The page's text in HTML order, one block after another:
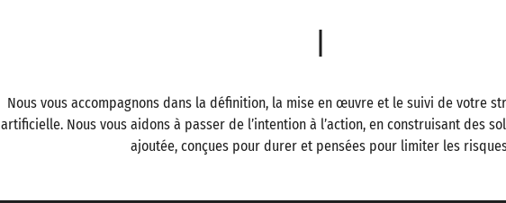
Nous vous accompagnons dans la définition, la mise en œuvre et le suivi de votre
artificielle. Nous vous aidons à passer de l’intention à l’action, en construisant des
ajoutée, conçues pour durer et pensées pour limiter les